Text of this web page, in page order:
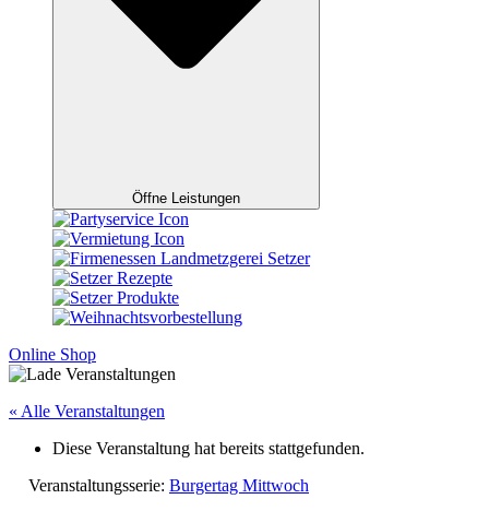
Öffne Leistungen
Online Shop
« Alle Veranstaltungen
Diese Veranstaltung hat bereits stattgefunden.
Veranstaltungsserie: Burgertag Mittwoch